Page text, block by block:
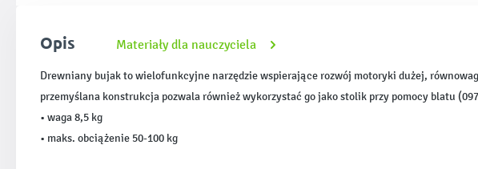
Opis Materiały dla nauczyciela
Drewniany bujak to wielofunkcyjne narzędzie wspierające rozwój motoryki dużej,
przemyślana konstrukcja pozwala również wykorzystać go jako stolik przy pomocy blatu
• waga 8,5 kg
• maks. obciążenie 50-100 kg